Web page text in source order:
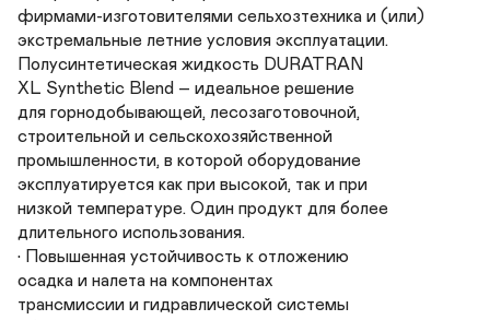
фирмами-изготовителями сельхозтехника и (или)
экстремальные летние условия эксплуатации.
Полусинтетическая жидкость DURATRAN
XL Synthetic Blend – идеальное решение
для горнодобывающей, лесозаготовочной,
строительной и сельскохозяйственной
промышленности, в которой оборудование
эксплуатируется как при высокой, так и при
низкой температуре. Один продукт для более
длительного использования.
• Повышенная устойчивость к отложению
осадка и налета на компонентах
трансмиссии и гидравлической системы